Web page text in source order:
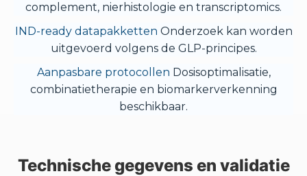
complement, nierhistologie en transcriptomics.
IND-ready datapakketten Onderzoek kan worden
uitgevoerd volgens de GLP-principes.
Aanpasbare protocollen Dosisoptimalisatie,
combinatietherapie en biomarkerverkenning
beschikbaar.
Technische gegevens en validatie